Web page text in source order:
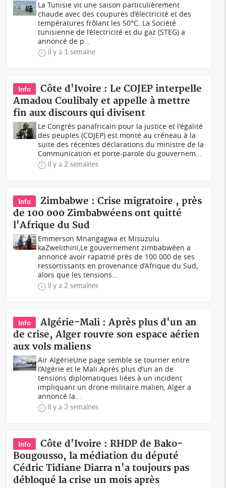
La Tunisie vit une saison particulièrement
chaude avec des coupures d’électricité et des
températures frôlant les 50°C. La Société
tunisienne de l’électricité et du gaz (STEG) a
annoncé de p...
il y a 1 semaine
Info
Côte d'Ivoire : Le COJEP interpelle
Amadou Coulibaly et appelle à mettre
fin aux discours qui divisent
Le Congrès panafricain pour la justice et l'égalité
des peuples (COJEP) est monté au créneau à la
suite des récentes déclarations du ministre de la
Communication et porte-parole du gouvernem...
il y a 2 semaines
Info
Zimbabwe : Crise migratoire , près
de 100 000 Zimbabwéens ont quitté
l'Afrique du Sud
Emmerson Mnangagwa et Misuzulu
kaZwelithini,Le gouvernement zimbabwéen a
annoncé avoir rapatrié près de 100 000 de ses
ressortissants en provenance d’Afrique du Sud,
alors que les tensions...
il y a 2 semaines
Info
‎Algérie-Mali : Après plus d'un an
de crise, Alger rouvre son espace aérien
aux vols maliens
Air Algérie‎‎Une page semble se tourner entre
l’Algérie et le Mali.‎‎Après plus d’un an de
tensions diplomatiques liées à un incident
impliquant un drone militaire malien, Alger a
annoncé la...
il y a 3 semaines
Info
Côte d'Ivoire : RHDP de Bako-
Bougousso, la médiation du député
Cédric Tidiane Diarra n'a toujours pas
débloqué la crise un mois après